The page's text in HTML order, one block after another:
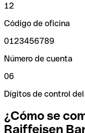
12
Código de oficina
0123456789
Número de cuenta
06
Dígitos de control del
¿Cómo se
Raiffeisen